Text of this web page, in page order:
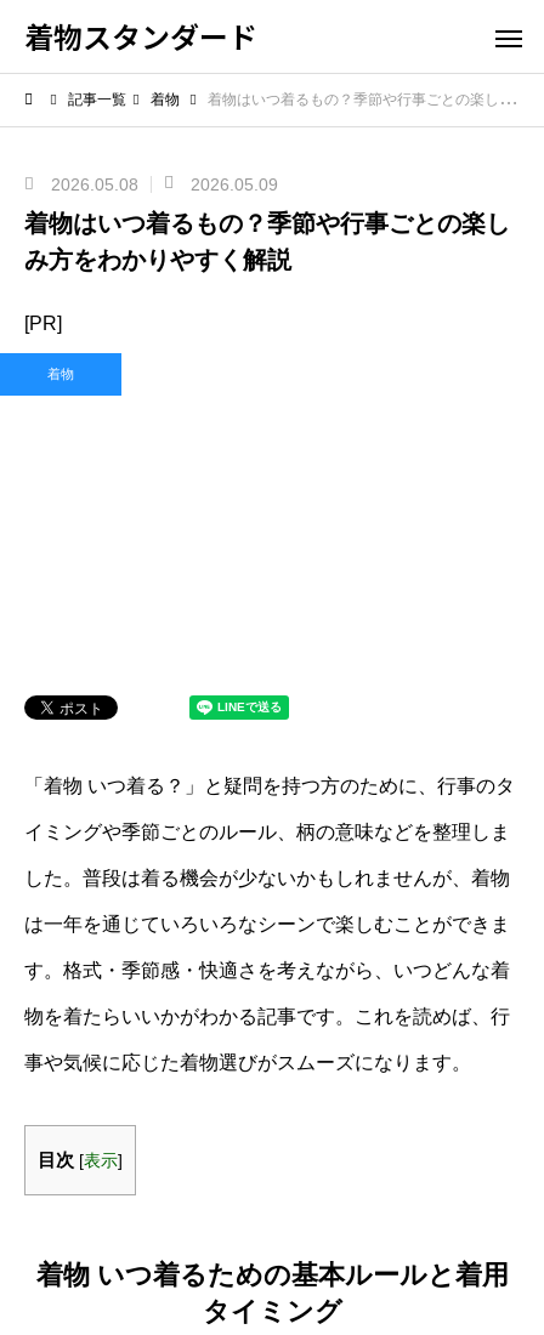
着物スタンダード
記事一覧 着物 着物はいつ着るもの？季節や行事ごとの楽しみ方をわかりやすく解説
2026.05.08 2026.05.09
着物はいつ着るもの？季節や行事ごとの楽し
み方をわかりやすく解説
[PR]
着物
「着物 いつ着る？」と疑問を持つ方のために、行事のタ
イミングや季節ごとのルール、柄の意味などを整理しま
した。普段は着る機会が少ないかもしれませんが、着物
は一年を通じていろいろなシーンで楽しむことができま
す。格式・季節感・快適さを考えながら、いつどんな着
物を着たらいいかがわかる記事です。これを読めば、行
事や気候に応じた着物選びがスムーズになります。
目次 [表示]
着物 いつ着るための基本ルールと着用
タイミング